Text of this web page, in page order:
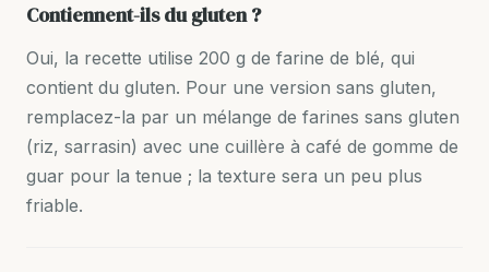
Contiennent-ils du gluten ?
Oui, la recette utilise 200 g de farine de blé, qui
contient du gluten. Pour une version sans gluten,
remplacez-la par un mélange de farines sans gluten
(riz, sarrasin) avec une cuillère à café de gomme de
guar pour la tenue ; la texture sera un peu plus
friable.